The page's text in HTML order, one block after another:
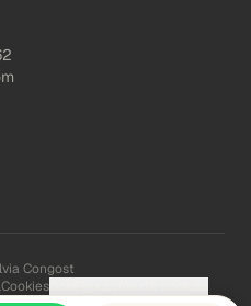
Congost
Cookies